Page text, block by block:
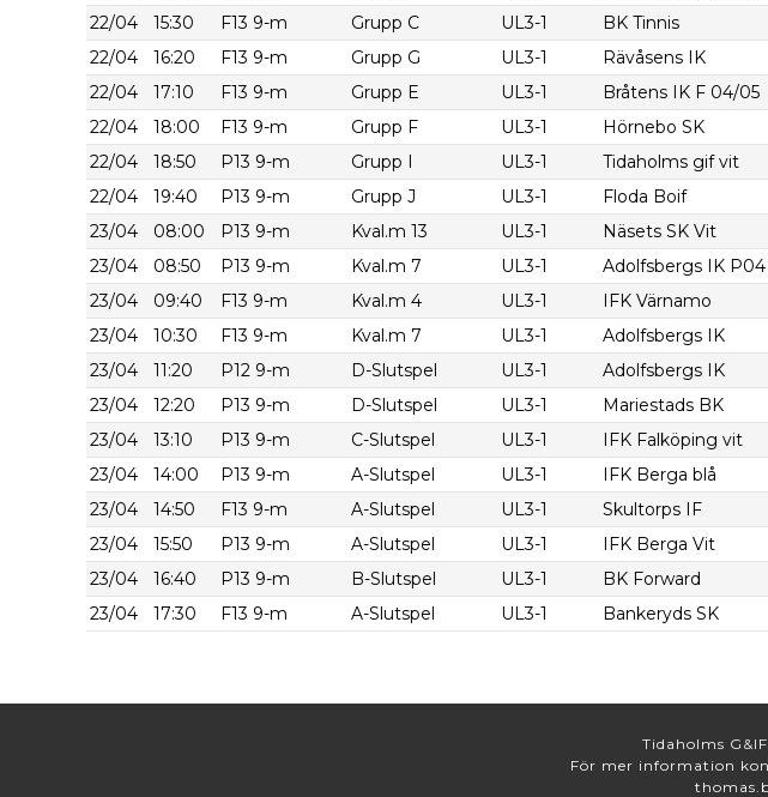
22/04
15:30 F13 9-m Grupp C UL3-1 BK Tinnis
22/04
16:20 F13 9-m Grupp G UL3-1 Rävåsens IK
22/04
17:10 F13 9-m Grupp E UL3-1 Bråtens IK F 04/05
22/04
18:00 F13 9-m Grupp F UL3-1 Hörnebo SK
22/04
18:50 P13 9-m Grupp I UL3-1 Tidaholms gif vit
22/04
19:40 P13 9-m Grupp J UL3-1 Floda Boif
23/04
08:00 P13 9-m Kval.m 13 UL3-1 Näsets SK Vit
23/04
08:50 P13 9-m Kval.m 7 UL3-1 Adolfsbergs IK
23/04
09:40 F13 9-m Kval.m 4 UL3-1 IFK Värnamo
23/04
10:30 F13 9-m Kval.m 7 UL3-1 Adolfsbergs IK
23/04
11:20 P12 9-m D-Slutspel UL3-1 Adolfsbergs IK
23/04
12:20 P13 9-m D-Slutspel UL3-1 Mariestads BK
23/04
13:10 P13 9-m C-Slutspel UL3-1 IFK Falköping vit
23/04
14:00 P13 9-m A-Slutspel UL3-1 IFK Berga blå
23/04
14:50 F13 9-m A-Slutspel UL3-1 Skultorps IF
23/04
15:50 P13 9-m A-Slutspel UL3-1 IFK Berga Vit
23/04
16:40 P13 9-m B-Slutspel UL3-1 BK Forward
23/04
17:30 F13 9-m A-Slutspel UL3-1 Bankeryds SK
Tidaholms
För mer information